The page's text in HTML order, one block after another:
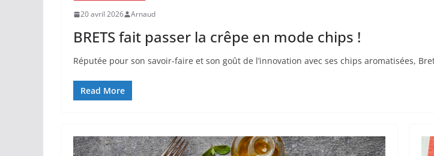
20 avril 2026 Arnaud
BRETS fait passer la crêpe en mode chips !
Réputée pour son savoir-faire et son goût de l’innovation avec ses chips aromatisées,
Read More